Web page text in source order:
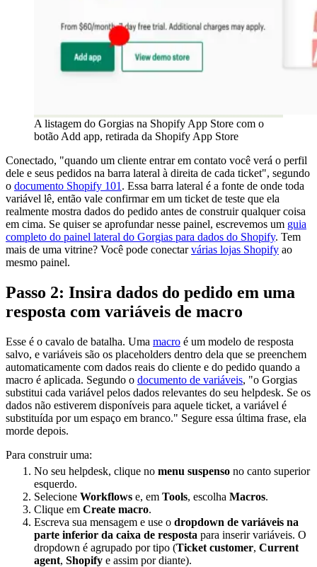
A listagem do Gorgias na Shopify App Store com o
botão Add app, retirada da Shopify App Store
Conectado, "quando um cliente entrar em contato você verá o perfil
dele e seus pedidos na barra lateral à direita de cada ticket", segundo
o documento Shopify 101 . Essa barra lateral é a fonte de onde toda
variável lê, então vale confirmar em um ticket de teste que ela
realmente mostra dados do pedido antes de construir qualquer coisa
em cima. Se quiser se aprofundar nesse painel, escrevemos um guia
completo do painel lateral do Gorgias para dados do Shopify. Tem
mais de uma vitrine? Você pode conectarvárias lojas Shopify ao
mesmo painel.
Passo 2: Insira dados do pedido em uma
resposta com variáveis de macro
Esse é o cavalo de batalha. Uma macro é um modelo de resposta
salvo, e variáveis são os placeholders dentro dela que se preenchem
automaticamente com dados reais do cliente e do pedido quando a
macro é aplicada. Segundo o documento de variáveis, "o Gorgias
substitui cada variável pelos dados relevantes do seu helpdesk. Se os
dados não estiverem disponíveis para aquele ticket, a variável é
substituída por um espaço em branco." Segure essa última frase, ela
morde depois.
Para construir uma:
No seu helpdesk, clique no menu suspenso no canto superior
esquerdo.
Selecione Workflows e, em Tools, escolha Macros.
Clique em Create macro.
Escreva sua mensagem e use o dropdown de variáveis na
parte inferior da caixa de resposta para inserir variáveis. O
dropdown é agrupado por tipo (Ticket customer, Current
agent, Shopify e assim por diante).